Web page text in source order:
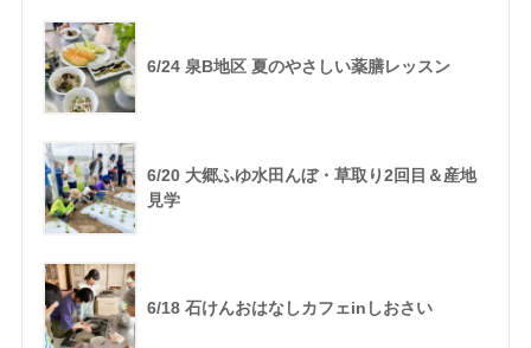
6/24 泉B地区 夏のやさしい薬膳レッスン
6/20 大郷ふゆ水田んぼ・草取り2回目＆産地
見学
6/18 石けんおはなしカフェinしおさい